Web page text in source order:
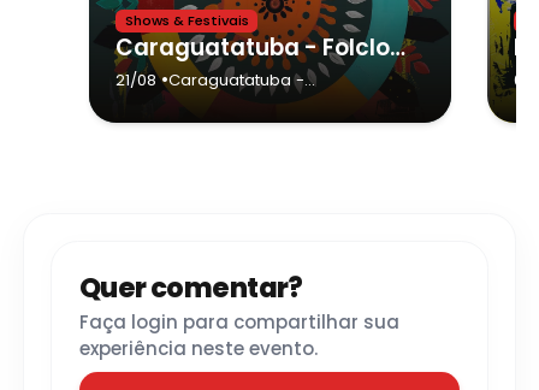
Shows & Festivais
Caraguatatuba - Folclore em Festa 2026
21/08•Caraguatatuba-
Caraguatatuba
Quer comentar?
Faça login para compartilhar sua
experiência neste evento.